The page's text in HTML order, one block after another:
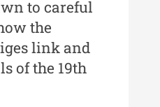
Cercetare și
a
to careful
the
link and
of the 19th